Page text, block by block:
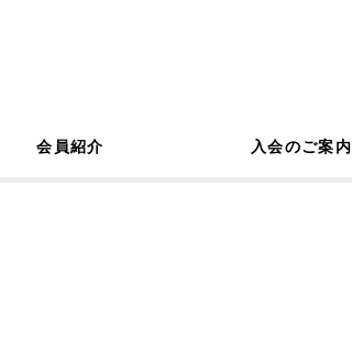
会員紹介 入会のご案内